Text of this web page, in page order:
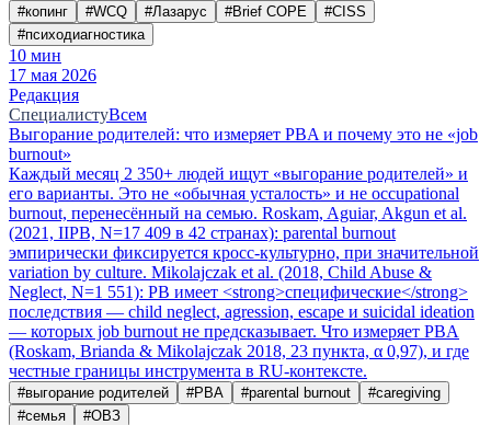
#копинг #WCQ #Лазарус #Brief COPE #CISS
#психодиагностика
10 мин
17 мая 2026
Редакция
СпециалистуВсем
Выгорание родителей: что измеряет PBA и почему это не «job
burnout»
Каждый месяц 2 350+ людей ищут «выгорание родителей» и
его варианты. Это не «обычная усталость» и не occupational
burnout, перенесённый на семью. Roskam, Aguiar, Akgun et al.
(2021, IIPB, N=17 409 в 42 странах): parental burnout
эмпирически фиксируется кросс-культурно, при значительной
variation by culture. Mikolajczak et al. (2018, Child Abuse &
Neglect, N=1 551): PB имеет <strong>специфические</strong>
последствия — child neglect, agression, escape и suicidal ideation
— которых job burnout не предсказывает. Что измеряет PBA
(Roskam, Brianda & Mikolajczak 2018, 23 пункта, α 0,97), и где
честные границы инструмента в RU-контексте.
#выгорание родителей #PBA #parental burnout #caregiving
#семья #ОВЗ